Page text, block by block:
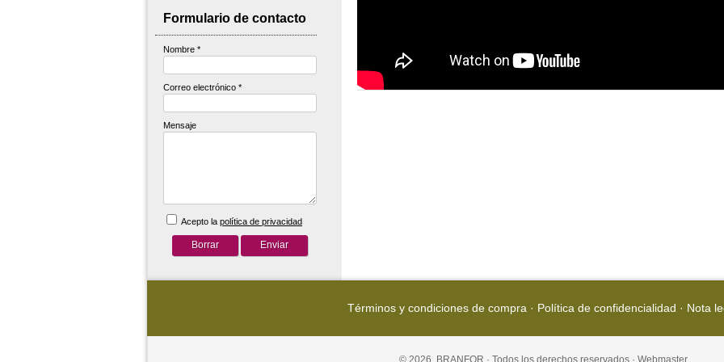
Formulario de contacto
Nombre *
Correo electrónico *
Mensaje
Acepto la política de privacidad
Términos y condiciones de compra · Política de confidencialidad · Nota
© 2026, BRANFOR · Todos los derechos reservados · Webmaster